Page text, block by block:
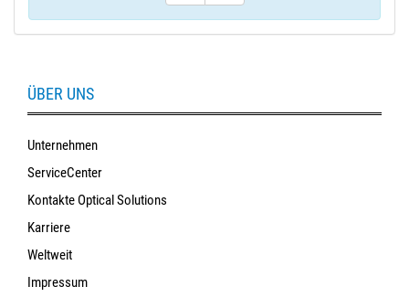
ÜBER UNS
Unternehmen
ServiceCenter
Kontakte Optical Solutions
Karriere
Weltweit
Impressum